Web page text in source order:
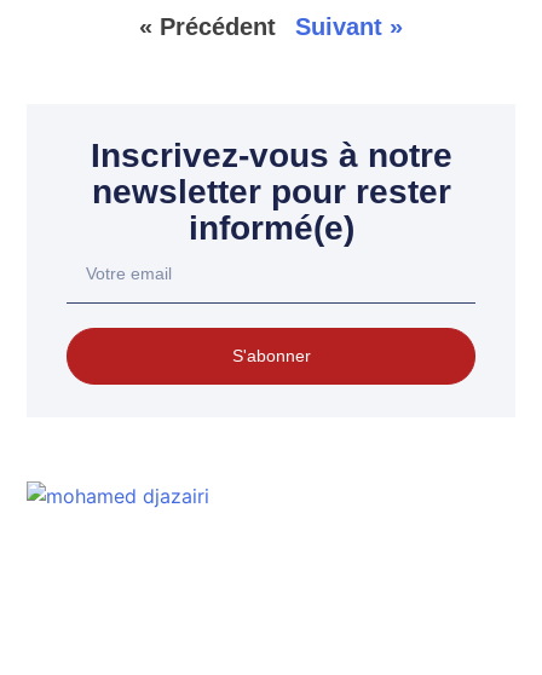
« Précédent Suivant »
Inscrivez-vous à notre
newsletter pour rester
informé(e)
S'abonner